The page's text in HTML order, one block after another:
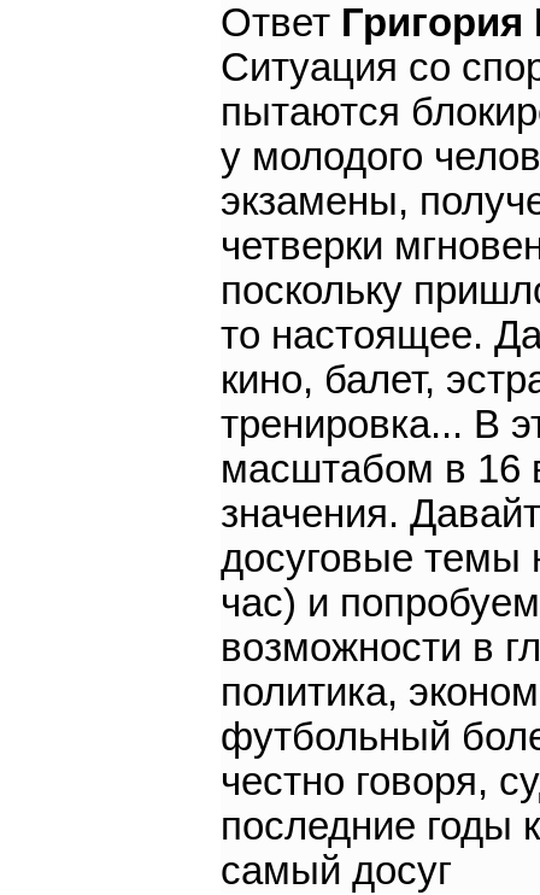
Ответ
Ситуация со
пытаются
у молодого
экзамены,
четверки
поскольку
то настоящее.
кино, балет,
тренировка... В
масштабом в 16
значения.
досуговые темы
час) и
возможности в
политика,
футбольный
честно говоря,
последние годы
самый досуг